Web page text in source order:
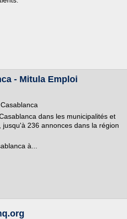
- Mitula Emploi
dans les municipalités et
236 annonces dans la région
à...